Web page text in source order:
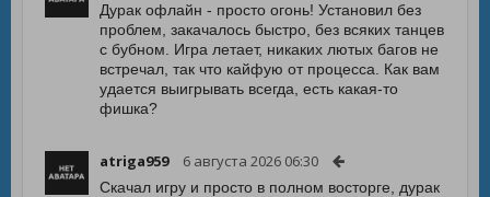
Дурак офлайн - просто огонь! Установил без
проблем, закачалось быстро, без всяких танцев
с бубном. Игра летает, никаких лютых багов не
встречал, так что кайфую от процесса. Как вам
удается выигрывать всегда, есть какая-то
фишка?
atriga959 6 августа 2026 06:30
Скачал игру и просто в полном восторге, дурак